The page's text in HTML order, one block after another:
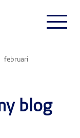
februari
blog